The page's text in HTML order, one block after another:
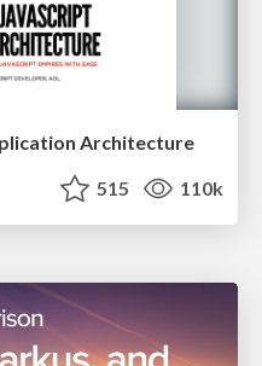
Architecture
515 110k